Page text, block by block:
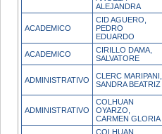
ALEJANDRA
ACADEMICO
CID AGUERO,
PEDRO
EDUARDO
ACADEMICO
CIRILLO DAMA,
SALVATORE
ADMINISTRATIVO
CLERC MARIPANI,
SANDRA BEATRIZ
ADMINISTRATIVO
COLHUAN
OYARZO,
CARMEN GLORIA
COLHUAN